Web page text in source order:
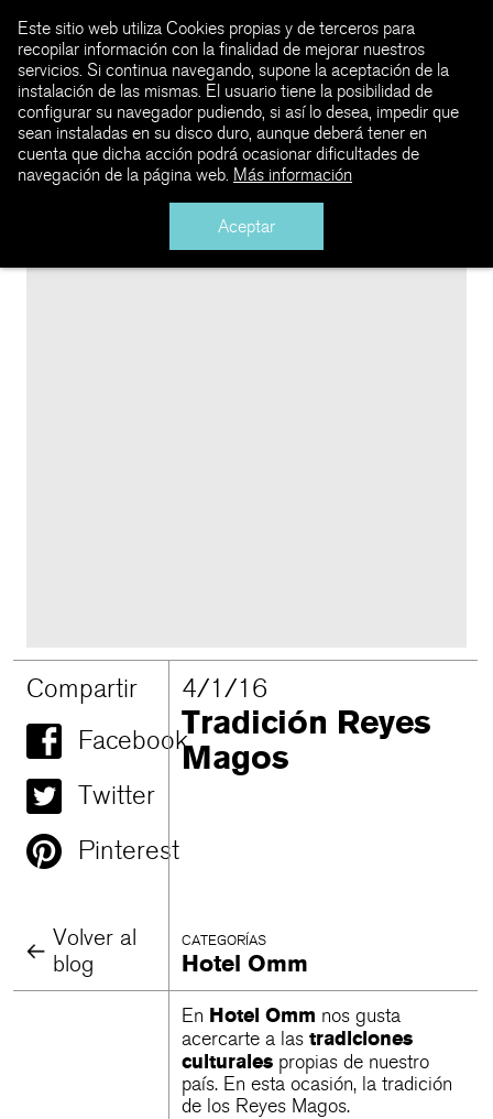
Compartir
Facebook
Twitter
Pinterest
Volver al
blog
4/1/16
Tradición Reyes
Magos
CATEGORÍAS
Hotel Omm
En Hotel Omm nos gusta
acercarte a lastradiciones
culturales propias de nuestro
país. En esta ocasión, la tradición
de los Reyes Magos.
Este sitio web utiliza Cookies propias y de terceros para
recopilar información con la finalidad de mejorar nuestros
servicios. Si continua navegando, supone la aceptación de la
instalación de las mismas. El usuario tiene la posibilidad de
configurar su navegador pudiendo, si así lo desea, impedir que
sean instaladas en su disco duro, aunque deberá tener en
cuenta que dicha acción podrá ocasionar dificultades de
navegación de la página web. Más información
Aceptar